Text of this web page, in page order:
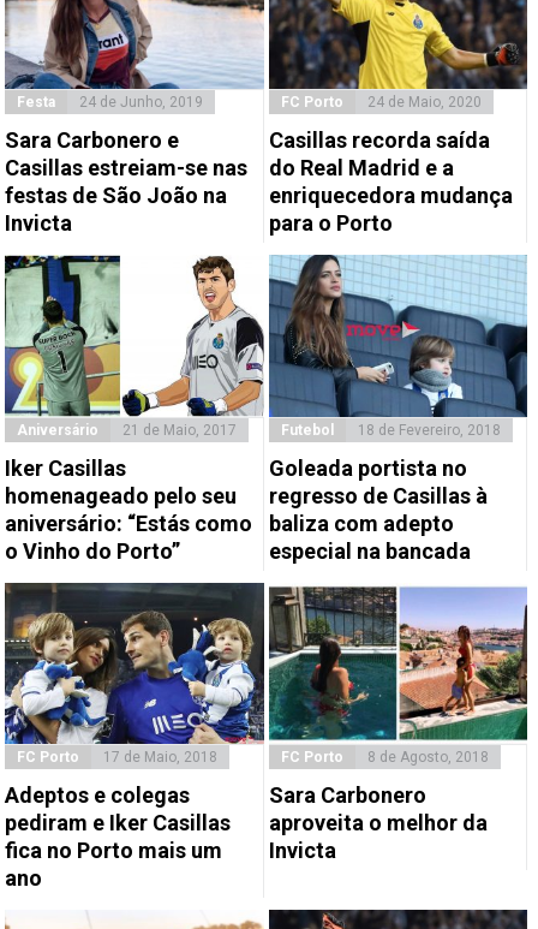
Festa 24 de Junho, 2019
Sara Carbonero e
Casillas estreiam-se nas
festas de São João na
Invicta
FC Porto 24 de Maio, 2020
Casillas recorda saída
do Real Madrid e a
enriquecedora mudança
para o Porto
Aniversário 21 de Maio, 2017
Iker Casillas
homenageado pelo seu
aniversário: “Estás como
o Vinho do Porto”
Futebol 18 de Fevereiro, 2018
Goleada portista no
regresso de Casillas à
baliza com adepto
especial na bancada
FC Porto 17 de Maio, 2018
Adeptos e colegas
pediram e Iker Casillas
fica no Porto mais um
ano
FC Porto 8 de Agosto, 2018
Sara Carbonero
aproveita o melhor da
Invicta